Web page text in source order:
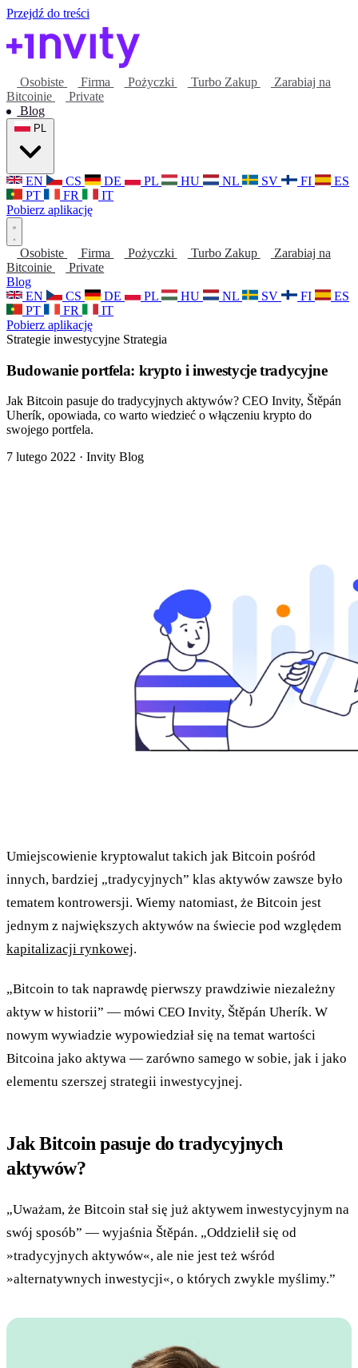
Przejdź do treści
Osobiste Firma Pożyczki Turbo Zakup
Zarabiaj na
Bitcoinie
Private
Blog
EN CS DE PL HU NL SV FI
ES
PT
FR
IT
Pobierz aplikację
Osobiste Firma Pożyczki Turbo Zakup
Zarabiaj na
Bitcoinie
Private
Blog
EN
CS DE PL HU NL SV FI
ES
PT
FR
IT
Pobierz aplikację
Strategie inwestycyjne Strategia
Budowanie portfela: krypto i inwestycje tradycyjne
Jak Bitcoin pasuje do tradycyjnych aktywów? CEO Invity, Štěpán
Uherík, opowiada, co warto wiedzieć o włączeniu krypto do
swojego portfela.
7 lutego 2022 · Invity Blog
Umiejscowienie kryptowalut takich jak Bitcoin pośród
innych, bardziej „tradycyjnych” klas aktywów zawsze było
tematem kontrowersji. Wiemy natomiast, że Bitcoin jest
jednym z największych aktywów na świecie pod względem
kapitalizacji rynkowej.
„Bitcoin to tak naprawdę pierwszy prawdziwie niezależny
aktyw w historii” — mówi CEO Invity, Štěpán Uherík. W
nowym wywiadzie wypowiedział się na temat wartości
Bitcoina jako aktywa — zarówno samego w sobie, jak i jako
elementu szerszej strategii inwestycyjnej.
Jak Bitcoin pasuje do tradycyjnych
aktywów?
„Uważam, że Bitcoin stał się już aktywem inwestycyjnym na
swój sposób” — wyjaśnia Štěpán. „Oddzielił się od
»tradycyjnych aktywów«, ale nie jest też wśród
»alternatywnych inwestycji«, o których zwykle myślimy.”